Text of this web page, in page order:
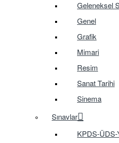
Geleneksel
Genel
Grafik
Mimari
Resim
Sanat Tarihi
Sinema
Sınavlar
KPDS-